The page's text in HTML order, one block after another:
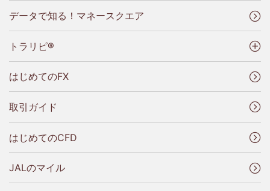
データで知る！マネースクエア
トラリピ®
はじめてのFX
取引ガイド
はじめてのCFD
JALのマイル